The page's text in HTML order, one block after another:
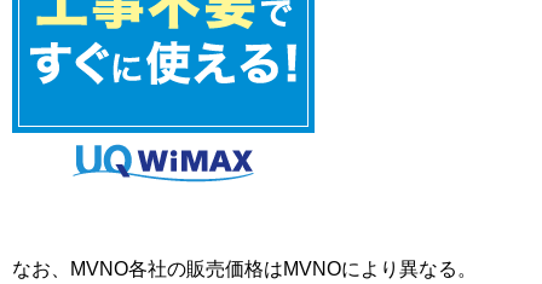
なお、MVNO各社の販売価格はMVNOにより異なる。